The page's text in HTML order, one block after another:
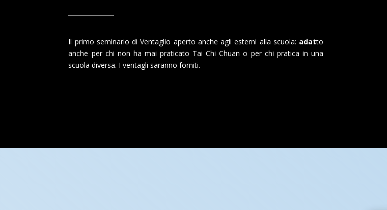
Il primo seminario di Ventaglio aperto anche agli esterni alla scuola: adatto
anche per chi non ha mai praticato Tai Chi Chuan o per chi pratica in una
scuola diversa. I ventagli saranno forniti.